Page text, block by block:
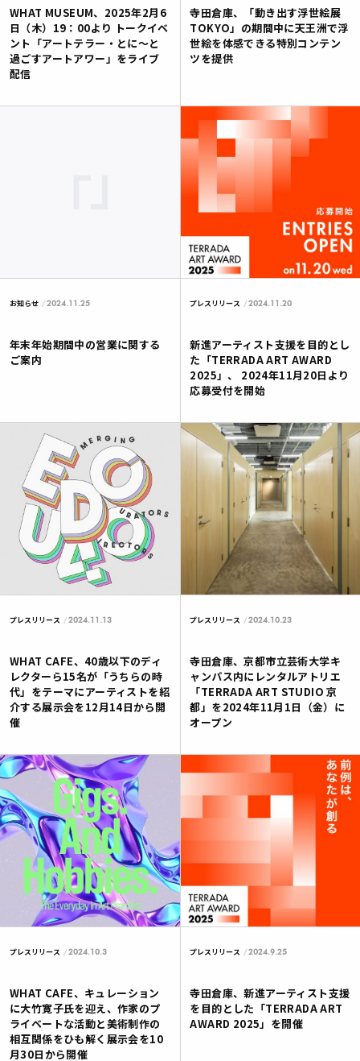
WHAT MUSEUM、2025年2月6
日（木）19：00より トークイベ
ント「アートテラー・とに～と
過ごすアートアワー」をライブ
配信
寺田倉庫、「動き出す浮世絵展
TOKYO」の期間中に天王洲で浮
世絵を体感できる特別コンテン
ツを提供
お知らせ 2024.11.25
年末年始期間中の営業に関する
ご案内
プレスリリース 2024.11.20
新進アーティスト支援を目的とし
た「TERRADA ART AWARD
2025」、 2024年11月20日より
応募受付を開始
プレスリリース 2024.11.13
WHAT CAFE、40歳以下のディ
レクターら15名が「うちらの時
代」をテーマにアーティストを紹
介する展示会を12月14日から開
催
プレスリリース 2024.10.23
寺田倉庫、京都市立芸術大学キ
ャンパス内にレンタルアトリエ
「TERRADA ART STUDIO 京
都」を2024年11月1日（金）に
オープン
プレスリリース 2024.10.3
WHAT CAFE、キュレーション
に大竹寛子氏を迎え、作家のプ
ライベートな活動と美術制作の
相互関係をひも解く展示会を10
月30日から開催
プレスリリース 2024.9.25
寺田倉庫、新進アーティスト支援
を目的とした「TERRADA ART
AWARD 2025」を開催